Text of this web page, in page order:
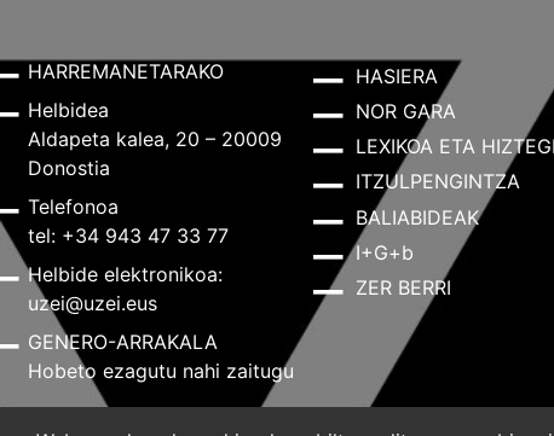
HARREMANETARAKO
Helbidea
Aldapeta kalea, 20 – 20009
Donostia
Telefonoa
tel: +34 943 47 33 77
Helbide elektronikoa:
uzei@uzei.eus
GENERO-ARRAKALA
Hobeto ezagutu nahi zaitugu
HASIERA
NOR GARA
LEXIKOA ETA
ITZULPENGINTZA
BALIABIDEAK
I+G+b
ZER BERRI